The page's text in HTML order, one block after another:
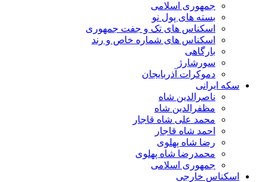
جمهوری اسلامی
بسته های پول نو
اسکناس های تک و جفت جمهوری
اسکناس های شماره خاص و رند
بارگاهی
سورشارژ
دموکرات آذربایجان
سکه ایرانی
ناصرالدین شاه
مظفرالدین شاه
محمد علی شاه قاجار
احمد شاه قاجار
رضا شاه پهلوی
محمدرضا شاه پهلوی
جمهوری اسلامی
اسکناس خارجی